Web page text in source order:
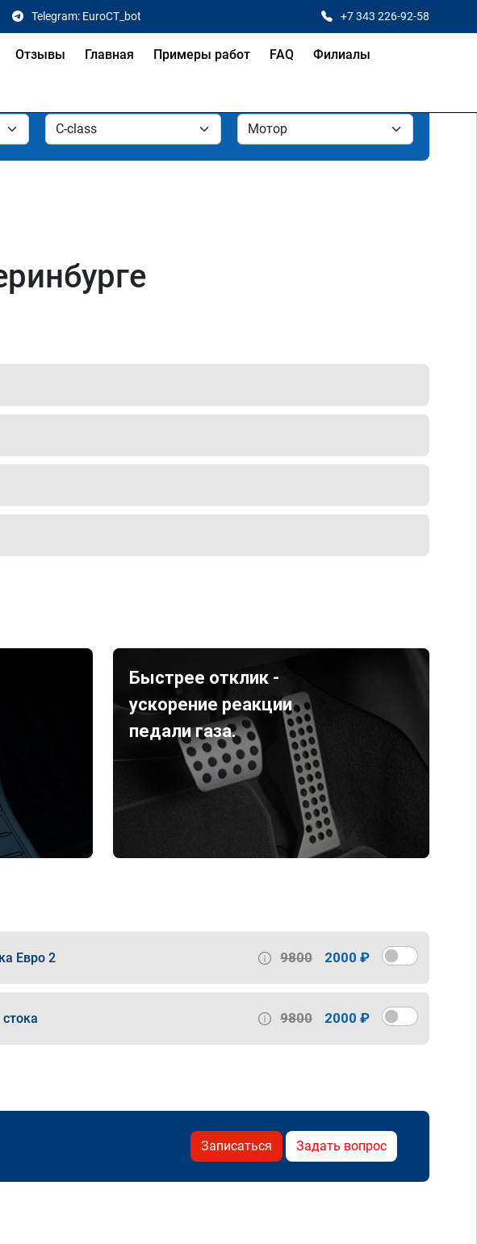
Telegram: EuroCT_bot +7 343 226-92-58
Отзывы Главная Примеры работ FAQ Филиалы
Быстрее отклик -
ускорение реакции
педали газа.
Евро 2 9800 2000 ₽
9800 2000 ₽
Записаться Задать вопрос